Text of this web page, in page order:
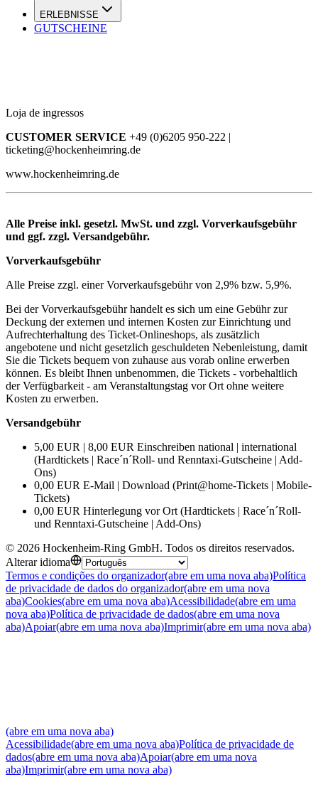
ERLEBNISSE
GUTSCHEINE
Loja de ingressos
CUSTOMER SERVICE +49 (0)6205 950-222 |
ticketing@hockenheimring.de
www.hockenheimring.de
Alle Preise inkl. gesetzl. MwSt. und zzgl. Vorverkaufsgebühr
und ggf. zzgl. Versandgebühr.
Vorverkaufsgebühr
Alle Preise zzgl. einer Vorverkaufsgebühr von 2,9% bzw. 5,9%.
Bei der Vorverkaufsgebühr handelt es sich um eine Gebühr zur
Deckung der externen und internen Kosten zur Einrichtung und
Aufrechterhaltung des Ticket-Onlineshops, als zusätzlich
angebotene und nicht gesetzlich geschuldeten Nebenleistung, damit
Sie die Tickets bequem von zuhause aus vorab online erwerben
können. Es bleibt Ihnen unbenommen, die Tickets - vorbehaltlich
der Verfügbarkeit - am Veranstaltungstag vor Ort ohne weitere
Kosten zu erwerben.
Versandgebühr
5,00 EUR | 8,00 EUR Einschreiben national | international
(Hardtickets | Race´n´Roll- und Renntaxi-Gutscheine | Add-
Ons)
0,00 EUR E-Mail | Download (Print@home-Tickets | Mobile-
Tickets)
0,00 EUR Hinterlegung vor Ort (Hardtickets | Race´n´Roll-
und Renntaxi-Gutscheine | Add-Ons)
© 2026 Hockenheim-Ring GmbH. Todos os direitos reservados.
Alterar idioma
Termos e condições do organizador(abre em uma nova aba)Política
de privacidade de dados do organizador(abre em uma nova
aba)Cookies(abre em uma nova aba)Acessibilidade(abre em uma
nova aba)Política de privacidade de dados(abre em uma nova
aba)Apoiar(abre em uma nova aba)Imprimir(abre em uma nova aba)
(abre em uma nova aba)
Acessibilidade(abre em uma nova aba)Política de privacidade de
dados(abre em uma nova aba)Apoiar(abre em uma nova
aba)Imprimir(abre em uma nova aba)